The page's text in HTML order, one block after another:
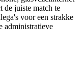
de juiste match te
voor een strakke
administratieve